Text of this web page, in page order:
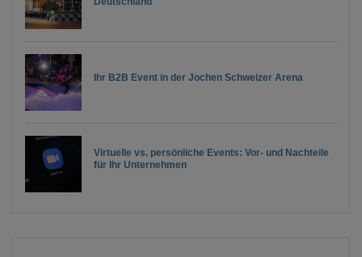
Ihr B2B Event in der Jochen Schweizer Arena
Virtuelle vs. persönliche Events: Vor- und Nachteile
für Ihr Unternehmen